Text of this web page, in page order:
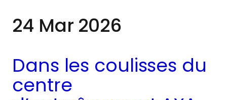
24 Mar 2026
Dans les coulisses du
centre